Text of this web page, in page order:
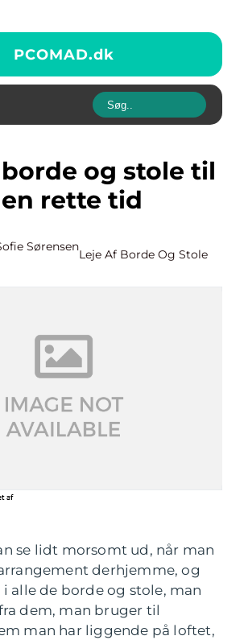
PCOMAD.dk
rette tid
Sørensen
Leje Af Borde Og Stole
se lidt morsomt ud, når man
derhjemme, og
alle de borde og stole, man
dem, man bruger til
man har liggende på loftet,